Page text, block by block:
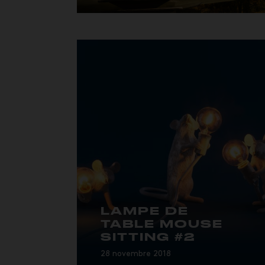
LAMPE DE
TABLE MOUSE
SITTING #2
Le designer Marcantonio
28 novembre 2018